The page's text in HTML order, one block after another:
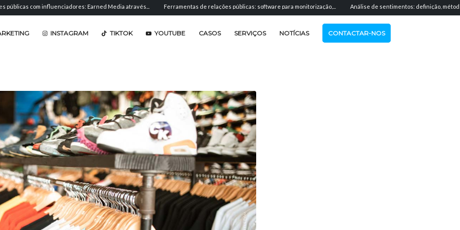
influenciadores: Earned Media através... Ferramentas de relações públicas: software para monitorização,... Análise de sentimentos: definição, métodos e
INSTAGRAM TIKTOK YOUTUBE CASOS SERVIÇOS NOTÍCIAS CONTACTAR-NOS